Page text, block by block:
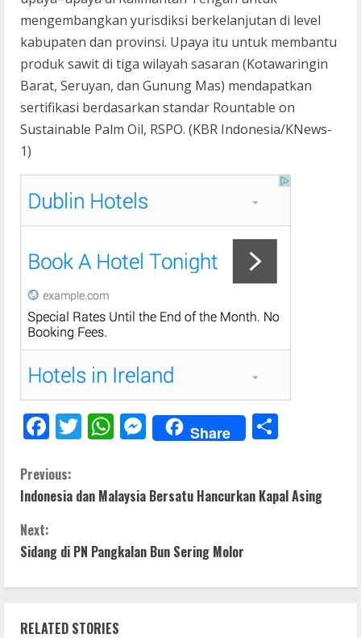
mengembangkan yurisdiksi berkelanjutan di level
kabupaten dan provinsi. Upaya itu untuk membantu
produk sawit di tiga wilayah sasaran (Kotawaringin
Barat, Seruyan, dan Gunung Mas) mendapatkan
sertifikasi berdasarkan standar Rountable on
Sustainable Palm Oil, RSPO. (KBR Indonesia/KNews-
1)
F
e
b
o
k
T
er
W
s
p
p
M
e
e
g
er
Share
e
C
o
n
t
i
Previous:
Indonesia dan Malaysia Bersatu Hancurkan Kapal Asing
Next:
Sidang di PN Pangkalan Bun Sering Molor
RELATED STORIES